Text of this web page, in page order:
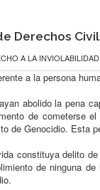
Derechos
A LA
a la persona
abolido la pena
de cometerse
de Genocidio. Esta
constituya delito
de ninguna